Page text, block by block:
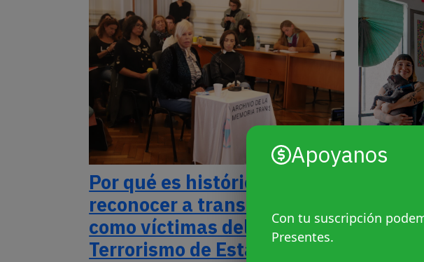
Apoyanos
Con tu suscripción
Presentes.
Por qué es histórico
reconocer a trans y travestis
como víctimas del
Terrorismo de Estado
social